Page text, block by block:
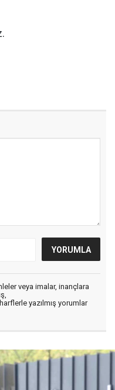
veya imalar, inançlara
yazılmış yorumlar